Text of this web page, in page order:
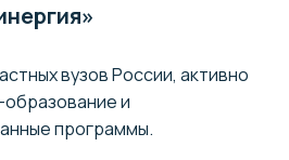
вузов России, активно
и
программы.